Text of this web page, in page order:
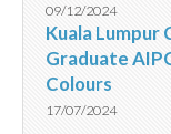
09/12/2024
Kuala Lumpur
Graduate
Colours
17/07/2024